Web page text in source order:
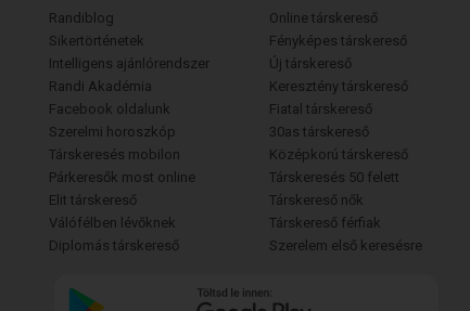
Randiblog
Sikertörténetek
Intelligens ajánlórendszer
Randi Akadémia
Facebook oldalunk
Szerelmi horoszkóp
Társkeresés mobilon
Párkeresők most online
Elit társkereső
Válófélben lévőknek
Diplomás társkereső
Online társkereső
Fényképes társkereső
Új társkereső
Keresztény társkereső
Fiatal társkereső
30as társkereső
Középkorú társkereső
Társkeresés 50 felett
Társkereső nők
Társkereső férfiak
Szerelem első keresésre